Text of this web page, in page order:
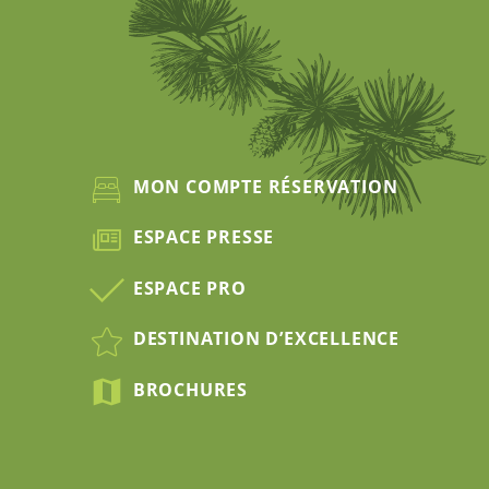
MON COMPTE RÉSERVATION
ESPACE PRESSE
ESPACE PRO
DESTINATION D’EXCELLENCE
BROCHURES